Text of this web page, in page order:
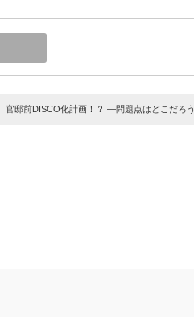
官邸前DISCO化計画！？ ―問題点はどこだろう